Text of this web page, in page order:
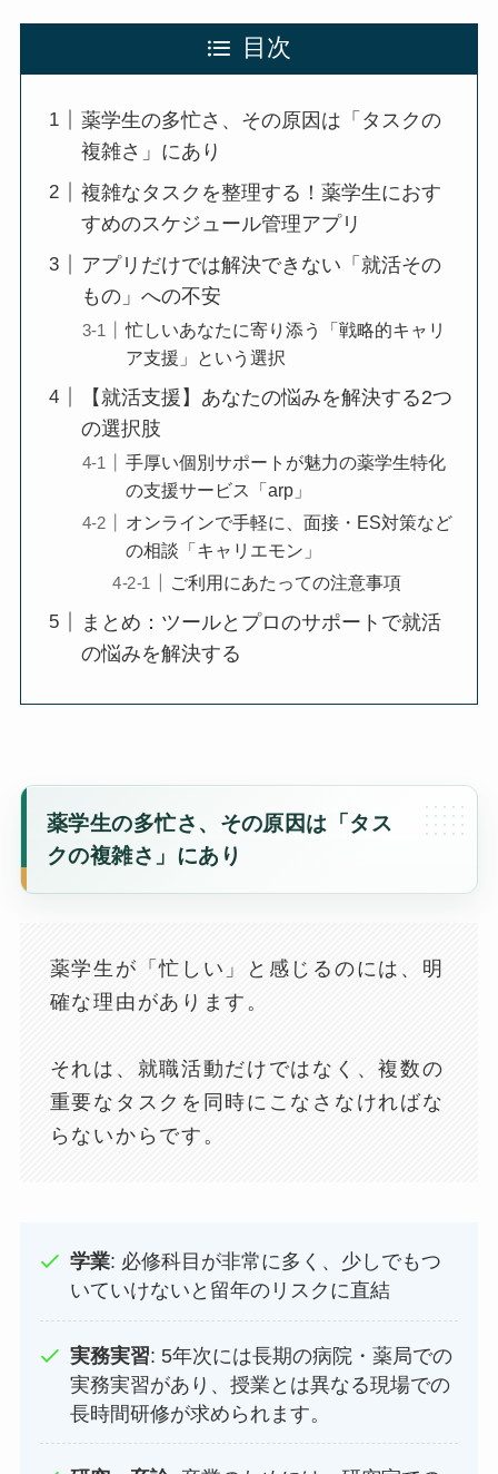
目次
薬学生の多忙さ、その原因は「タスクの
複雑さ」にあり
複雑なタスクを整理する！薬学生におす
すめのスケジュール管理アプリ
アプリだけでは解決できない「就活その
もの」への不安
忙しいあなたに寄り添う「戦略的キャリ
ア支援」という選択
【就活支援】あなたの悩みを解決する2つ
の選択肢
手厚い個別サポートが魅力の薬学生特化
の支援サービス「arp」
オンラインで手軽に、面接・ES対策など
の相談「キャリエモン」
ご利用にあたっての注意事項
まとめ：ツールとプロのサポートで就活
の悩みを解決する
薬学生の多忙さ、その原因は「タス
クの複雑さ」にあり
薬学生が「忙しい」と感じるのには、明
確な理由があります。
それは、就職活動だけではなく、複数の
重要なタスクを同時にこなさなければな
らないからです。
学業: 必修科目が非常に多く、少しでもつ
いていけないと留年のリスクに直結
実務実習: 5年次には長期の病院・薬局での
実務実習があり、授業とは異なる現場での
長時間研修が求められます。